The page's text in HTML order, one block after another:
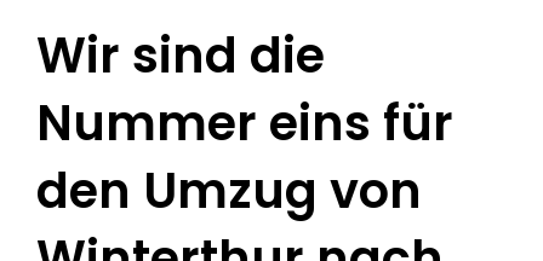
Wir sind die
Nummer eins für
den Umzug von